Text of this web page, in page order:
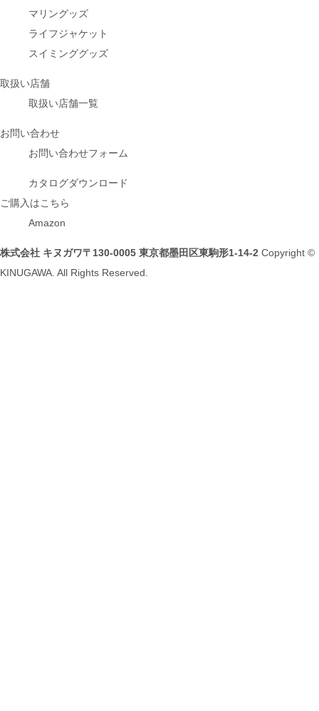
マリングッズ
ライフジャケット
スイミンググッズ
取扱い店舗
取扱い店舗一覧
お問い合わせ
お問い合わせフォーム
カタログダウンロード
ご購入はこちら
Amazon
株式会社 キヌガワ〒130-0005 東京都墨田区東駒形1-14-2 Copyright ©
KINUGAWA. All Rights Reserved.